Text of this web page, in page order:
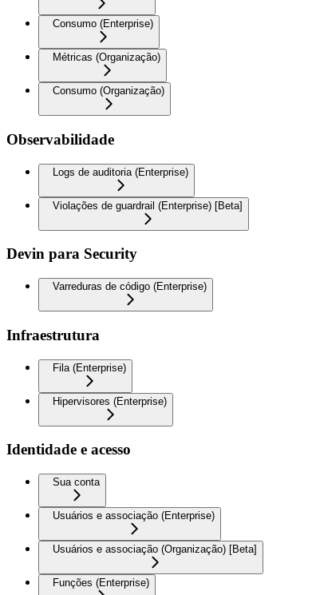
Consumo (Enterprise)
Métricas (Organização)
Consumo (Organização)
Observabilidade
Logs de auditoria (Enterprise)
Violações de guardrail (Enterprise) [Beta]
Devin para Security
Varreduras de código (Enterprise)
Infraestrutura
Fila (Enterprise)
Hipervisores (Enterprise)
Identidade e acesso
Sua conta
Usuários e associação (Enterprise)
Usuários e associação (Organização) [Beta]
Funções (Enterprise)